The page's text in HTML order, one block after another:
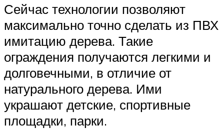
Сейчас технологии позволяют
максимально точно сделать из ПВХ
имитацию дерева. Такие
ограждения получаются легкими и
долговечными, в отличие от
натурального дерева. Ими
украшают детские, спортивные
площадки, парки.